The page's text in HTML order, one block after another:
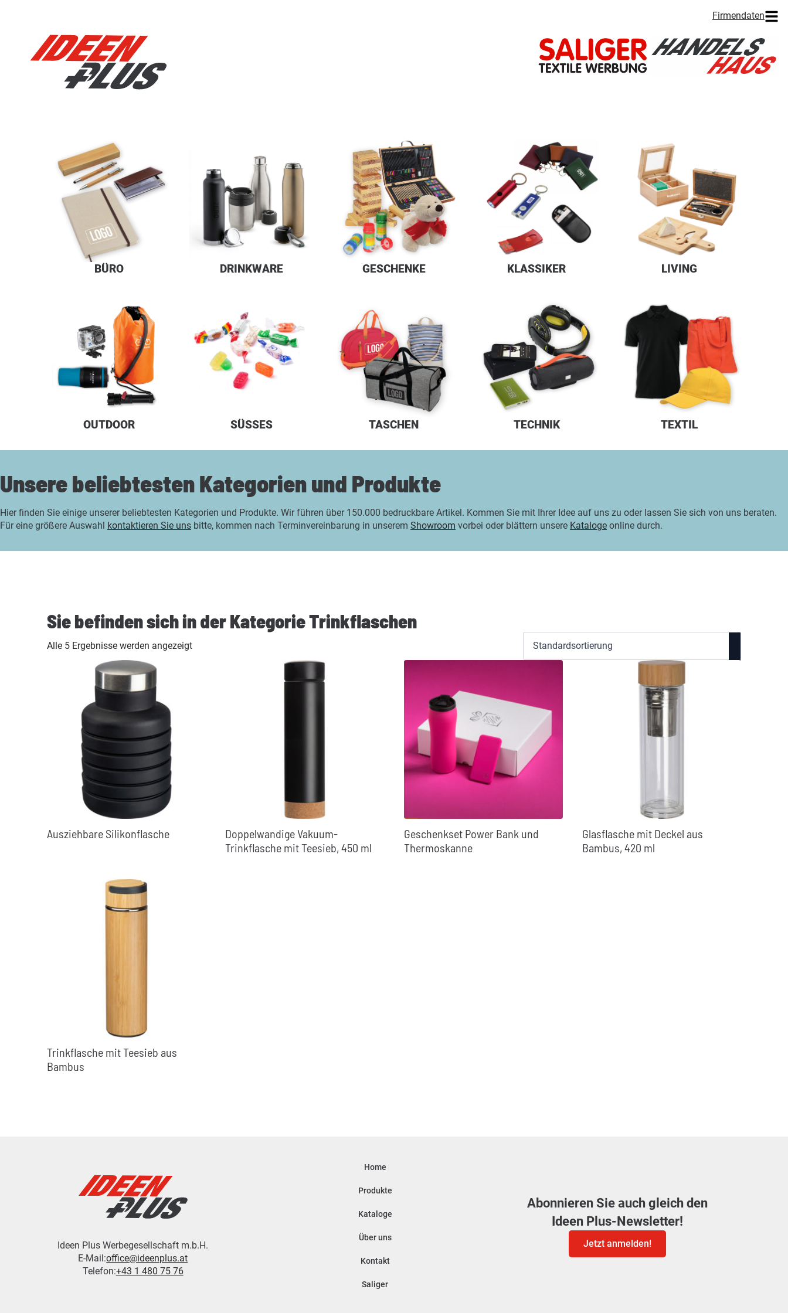
Firmendaten
BÜRO DRINKWARE GESCHENKE KLASSIKER LIVING
OUTDOOR SÜSSES TASCHEN TECHNIK TEXTIL
Unsere beliebtesten Kategorien und Produkte
Hier finden Sie einige unserer beliebtesten Kategorien und Produkte. Wir führen über 150.000 bedruckbare Artikel. Kommen Sie mit Ihrer Idee auf uns zu oder lassen Sie sich von uns beraten.
Für eine größere Auswahl kontaktieren Sie uns bitte, kommen nach Terminvereinbarung in unserem Showroom vorbei oder blättern unsere Kataloge online durch.
Sie befinden sich in der Kategorie Trinkflaschen
Alle 5 Ergebnisse werden angezeigt
Ausziehbare Silikonflasche
Doppelwandige Vakuum-
Trinkflasche mit Teesieb, 450 ml
Geschenkset Power Bank und
Thermoskanne
Glasflasche mit Deckel aus
Bambus, 420 ml
Trinkflasche mit Teesieb aus
Bambus
Ideen Plus Werbegesellschaft m.b.H.
E-Mail:office@ideenplus.at
Telefon:+43 1 480 75 76
Home
Produkte
Kataloge
Über uns
Kontakt
Saliger
Abonnieren Sie auch gleich den
Ideen Plus-Newsletter!
Jetzt anmelden!